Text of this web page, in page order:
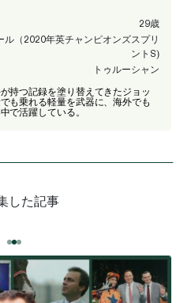
29歳
ル（2020年英チャンピオンズスプリ
ントS)
トゥルーシャン
持つ記録を塗り替えてきたジョッ
も乗れる軽量を武器に、海外でも
で活躍している。
した記事